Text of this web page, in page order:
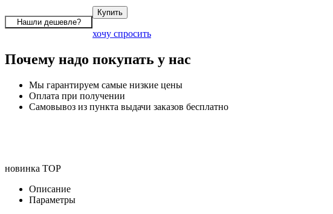
хочу спросить
Почему надо покупать у нас
Мы гарантируем самые низкие цены
Оплата при получении
Самовывоз из пункта выдачи заказов бесплатно
новинка TOP
Описание
Параметры